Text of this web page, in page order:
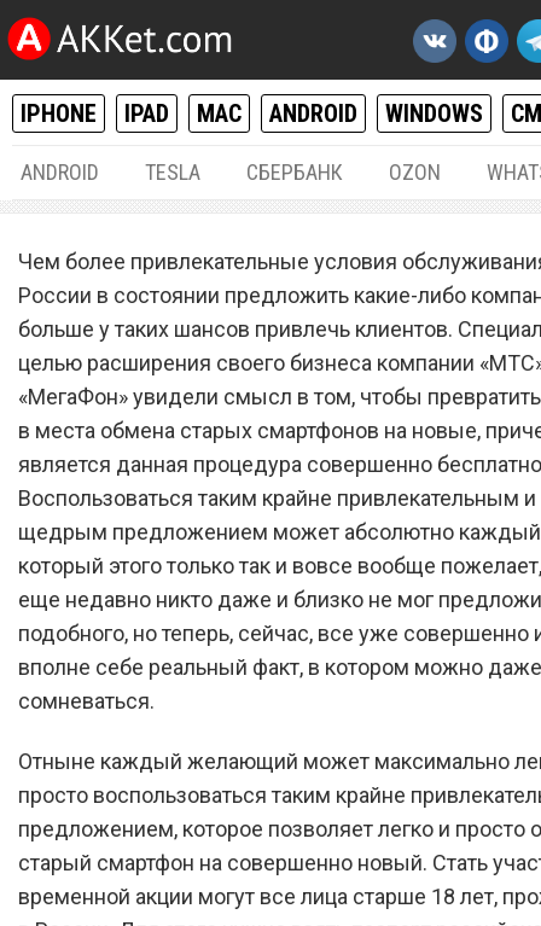
IPHONE IPAD MAC ANDROID WINDOWS
ANDROID TESLA СБЕРБАНК OZON
«МТС» и «МегаФон»
магазины в места
обмена старых
новые
Чем более привлекательные условия
России в состоянии предложить какие-либо
больше у таких шансов привлечь клиентов.
целью расширения своего бизнеса компании
«МегаФон» увидели смысл в том, чтобы
в места обмена старых смартфонов на новые,
является данная процедура совершенно
Воспользоваться таким крайне привлекательным
щедрым предложением может абсолютно каждый
который этого только так и вовсе вообще
еще недавно никто даже и близко не мог
подобного, но теперь, сейчас, все уже совершенно
вполне себе реальный факт, в котором можно
сомневаться.
Отныне каждый желающий может максимально
просто воспользоваться таким крайне
предложением, которое позволяет легко и просто
старый смартфон на совершенно новый. Стать
временной акции могут все лица старше 18 лет,